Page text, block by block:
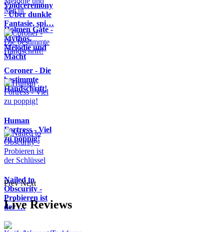
Voidceremony
- Über dunkle
Fantasie, spi…
Dolmen Gate -
Mythos,
Melodie und
Macht
Coroner - Die
bestimmte
Handschrift!
Human
Fortress - Viel
zu poppig!
Nailed to
Obscurity -
Probieren ist
der …
Prev Next
Live Reviews